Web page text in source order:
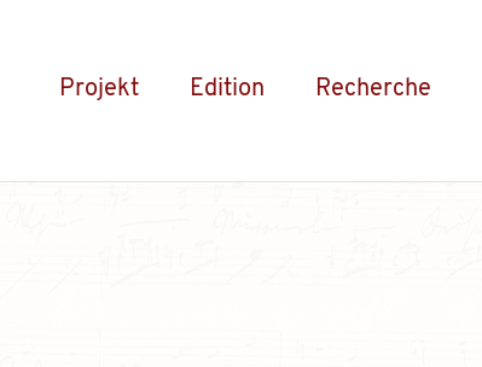
Projekt Edition Recherche